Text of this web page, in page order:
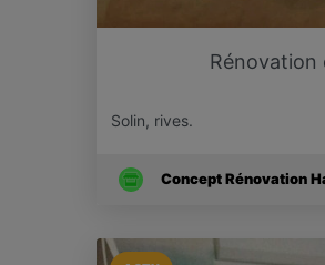
Rénovation
Solin, rives.
Concept Rénovation